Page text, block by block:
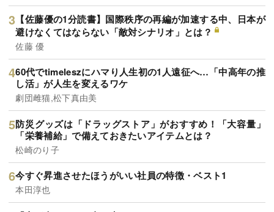
【佐藤優の1分読書】国際秩序の再編が加速する中、日本が
避けなくてはならない「敵対シナリオ」とは？
佐藤 優
60代でtimeleszにハマり人生初の1人遠征へ…「中高年の推
し活」が人生を変えるワケ
劇団雌猫,松下真由美
防災グッズは「ドラッグストア」がおすすめ！「大容量」
「栄養補給」で備えておきたいアイテムとは？
松崎のり子
今すぐ昇進させたほうがいい社員の特徴・ベスト1
本田淳也